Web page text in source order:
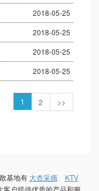
2018-05-25
2018-05-25
2018-05-25
2018-05-25
1 2 >>
基地有 大杏采摘
KTV
客户提供优质的产品和服